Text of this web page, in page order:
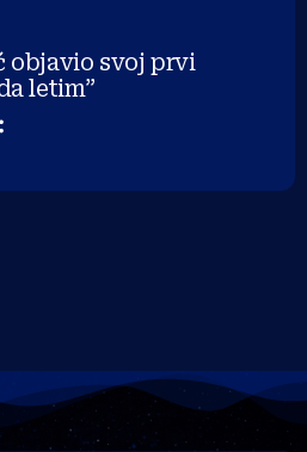
objavio svoj prvi
letim”